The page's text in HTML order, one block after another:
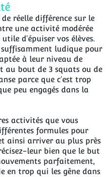
de réelle différence sur le
une activité modérée
d’épuiser vos élèves.
suffisamment ludique pour
à leur niveau de
au bout de 3 squats ou de
parce que c’est trop
peu engagés dans la
activités que vous
formules pour
ainsi arriver au plus près
leur bien que le but
parfaitement,
en trop qui les gêne dans